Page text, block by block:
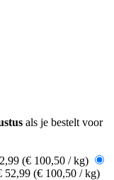
als je bestelt voor
(€ 100,50 / kg)
52,99 (€ 100,50 / kg)